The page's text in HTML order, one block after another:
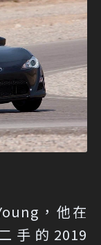
，他在
手的2019